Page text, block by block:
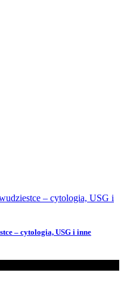
– cytologia, USG i inne